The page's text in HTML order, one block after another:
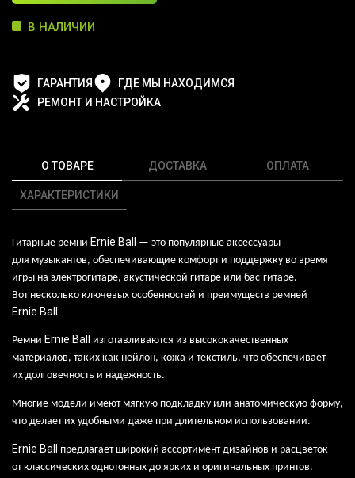
В НАЛИЧИИ
ГАРАНТИЯ
ГДЕ МЫ НАХОДИМСЯ
РЕМОНТ И НАСТРОЙКА
О ТОВАРЕ
ХАРАКТЕРИСТИКИ
ДОСТАВКА ОПЛАТА
Гитарные ремни Ernie Ball — это популярные аксессуары
для музыкантов, обеспечивающие комфорт и поддержку во время
игры на электрогитаре, акустической гитаре или бас-гитаре.
Вот несколько ключевых особенностей и преимуществ ремней
Ernie Ball :
Ремни Ernie Ball изготавливаются из высококачественных
материалов, таких как нейлон, кожа и текстиль, что обеспечивает
их долговечность и надежность.
Многие модели имеют мягкую подкладку или анатомическую форму,
что делает их удобными даже при длительном использовании.
Ernie Ball предлагает широкий ассортимент дизайнов и расцветок —
от классических однотонных до ярких и оригинальных принтов.